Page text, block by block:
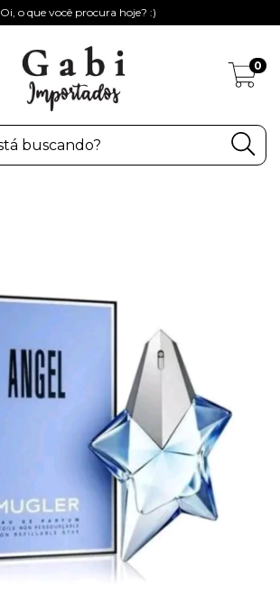
Oi, o que você procura hoje? :)
0